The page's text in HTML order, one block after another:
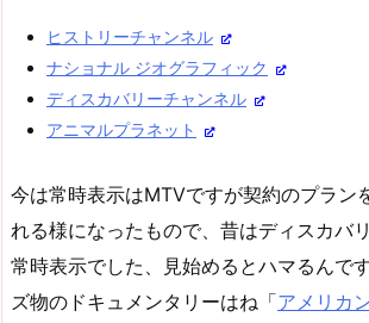
ヒストリーチャンネル
ナショナル ジオグラフィック
ディスカバリーチャンネル
アニマルプラネット
今は常時表示はMTVですが契約のプラン
れる様になったもので、昔はディスカバ
常時表示でした、見始めるとハマるんで
ズ物のドキュメンタリーはね「アメリカ